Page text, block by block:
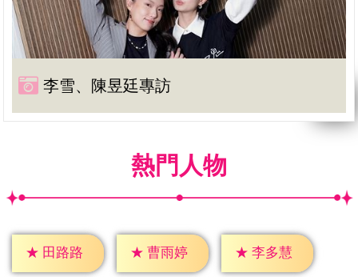
李雪、陳昱廷專訪
熱門人物
★ 田路路 ★ 曹雨婷 ★ 李多慧